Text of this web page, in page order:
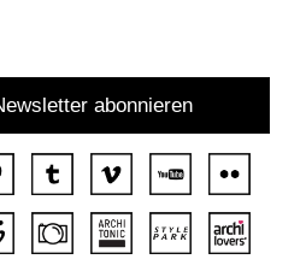
abonnieren